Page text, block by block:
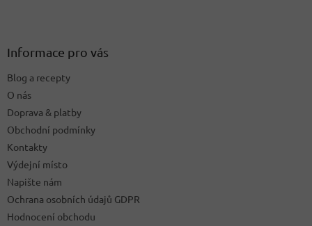
Informace pro vás
Blog a recepty
O nás
Doprava & platby
Obchodní podmínky
Kontakty
Výdejní místo
Napište nám
Ochrana osobních údajů GDPR
Hodnocení obchodu